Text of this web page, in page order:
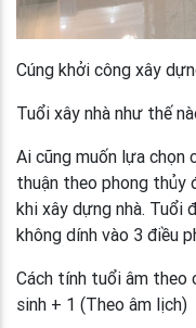
Cúng khởi công xây
Tuổi xây nhà như thế
Ai cũng muốn lựa chọn
thuận theo phong thủy
khi xây dựng nhà. Tuổi
không dính vào 3 điều
Cách tính tuổi âm theo
sinh + 1 (Theo âm lịch)